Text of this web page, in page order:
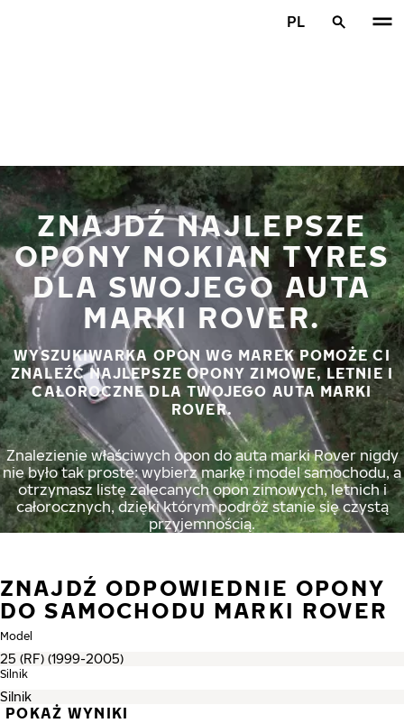
PL
ZNAJDŹ NAJLEPSZE
OPONY NOKIAN TYRES
DLA SWOJEGO AUTA
MARKI ROVER.
WYSZUKIWARKA OPON WG MAREK POMOŻE CI
ZNALEŹĆ NAJLEPSZE OPONY ZIMOWE, LETNIE I
CAŁOROCZNE DLA TWOJEGO AUTA MARKI
ROVER.
Znalezienie właściwych opon do auta marki Rover nigdy
nie było tak proste: wybierz markę i model samochodu, a
otrzymasz listę zalecanych opon zimowych, letnich i
całorocznych, dzięki którym podróż stanie się czystą
przyjemnością.
ZNAJDŹ ODPOWIEDNIE OPONY
DO SAMOCHODU MARKI ROVER
Model
Silnik
POKAŻ WYNIKI